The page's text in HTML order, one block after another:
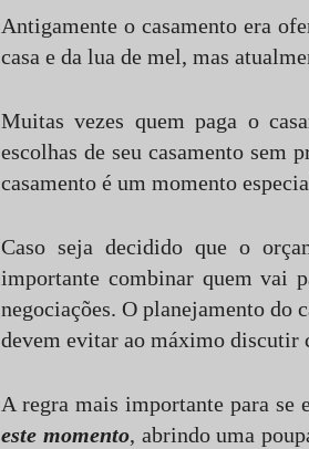
Antigamente o casamento era
casa e da lua de mel, mas
Muitas vezes quem paga o
escolhas de seu casamento sem
casamento é um momento
Caso seja decidido que o
importante combinar quem vai
negociações. O planejamento do
devem evitar ao máximo discutir
A regra mais importante para se
este momento, abrindo uma